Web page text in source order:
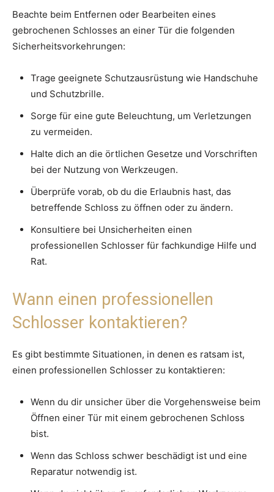
Beachte beim Entfernen oder Bearbeiten eines
gebrochenen Schlosses an einer Tür die folgenden
Sicherheitsvorkehrungen:
Trage geeignete Schutzausrüstung wie Handschuhe
und Schutzbrille.
Sorge für eine gute Beleuchtung, um Verletzungen
zu vermeiden.
Halte dich an die örtlichen Gesetze und Vorschriften
bei der Nutzung von Werkzeugen.
Überprüfe vorab, ob du die Erlaubnis hast, das
betreffende Schloss zu öffnen oder zu ändern.
Konsultiere bei Unsicherheiten einen
professionellen Schlosser für fachkundige Hilfe und
Rat.
Wann einen professionellen
Schlosser kontaktieren?
Es gibt bestimmte Situationen, in denen es ratsam ist,
einen professionellen Schlosser zu kontaktieren:
Wenn du dir unsicher über die Vorgehensweise beim
Öffnen einer Tür mit einem gebrochenen Schloss
bist.
Wenn das Schloss schwer beschädigt ist und eine
Reparatur notwendig ist.